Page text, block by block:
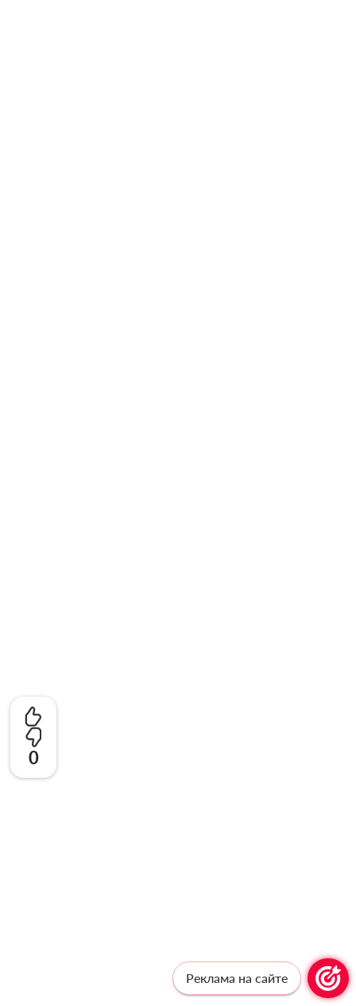
0
Реклама на сайте